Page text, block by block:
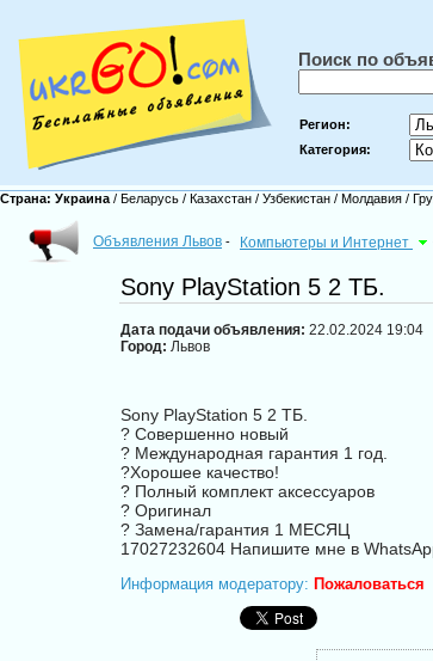
Поиск по
Регион:
Категория:
Страна: Украина / Беларусь / Казахстан / Узбекистан / Молдавия /
Объявления Львов - Компьютеры и Интернет
Sony PlayStation 5 2 ТБ.
Дата подачи объявления: 22.02.2024 19:04
Город: Львов
Sony PlayStation 5 2 ТБ.
? Совершенно новый
? Международная гарантия 1 год.
?Хорошее качество!
? Полный комплект аксессуаров
? Оригинал
? Замена/гарантия 1 МЕСЯЦ
17027232604 Напишите мне в
Информация модератору: Пожаловаться